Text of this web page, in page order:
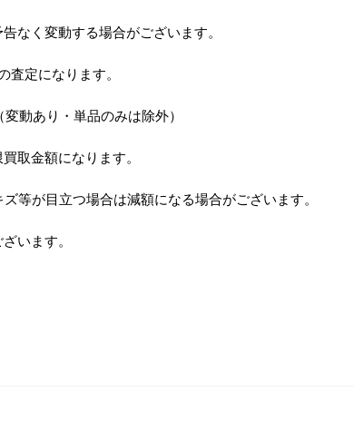
なく変動する場合がございます。
定になります。
動あり・単品のみは除外）
取金額になります。
等が目立つ場合は減額になる場合がございます。
います。